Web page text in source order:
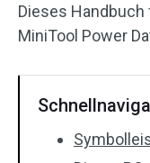
Dieses Handbuch
MiniTool Power